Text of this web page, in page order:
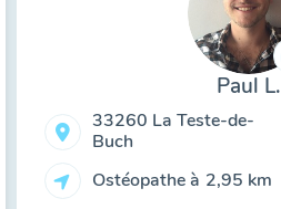
Paul L.
33260 La Teste-de-
Buch
Ostéopathe à 2,95 km